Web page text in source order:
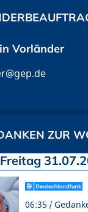
Vorländer
ZUR
Freitag
06:35